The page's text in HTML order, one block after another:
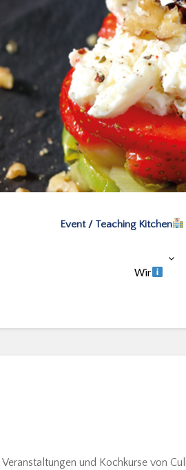
Event / Teaching Kitchen
Wir
und Kochkurse von